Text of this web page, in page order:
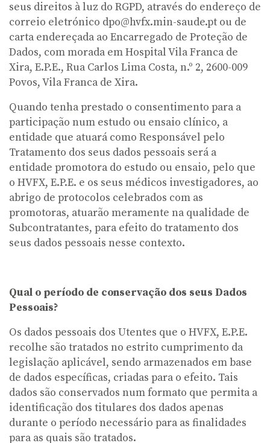
seus direitos à luz do RGPD, através do endereço de
correio eletrónico dpo@hvfx.min-saude.pt ou de
carta endereçada ao Encarregado de Proteção de
Dados, com morada em Hospital Vila Franca de
Xira, E.P.E., Rua Carlos Lima Costa, n.º 2, 2600-009
Povos, Vila Franca de Xira.
Quando tenha prestado o consentimento para a
participação num estudo ou ensaio clínico, a
entidade que atuará como Responsável pelo
Tratamento dos seus dados pessoais será a
entidade promotora do estudo ou ensaio, pelo que
o HVFX, E.P.E. e os seus médicos investigadores, ao
abrigo de protocolos celebrados com as
promotoras, atuarão meramente na qualidade de
Subcontratantes, para efeito do tratamento dos
seus dados pessoais nesse contexto.
Qual o período de conservação dos seus Dados
Pessoais?
Os dados pessoais dos Utentes que o HVFX, E.P.E.
recolhe são tratados no estrito cumprimento da
legislação aplicável, sendo armazenados em base
de dados específicas, criadas para o efeito. Tais
dados são conservados num formato que permita a
identificação dos titulares dos dados apenas
durante o período necessário para as finalidades
para as quais são tratados.